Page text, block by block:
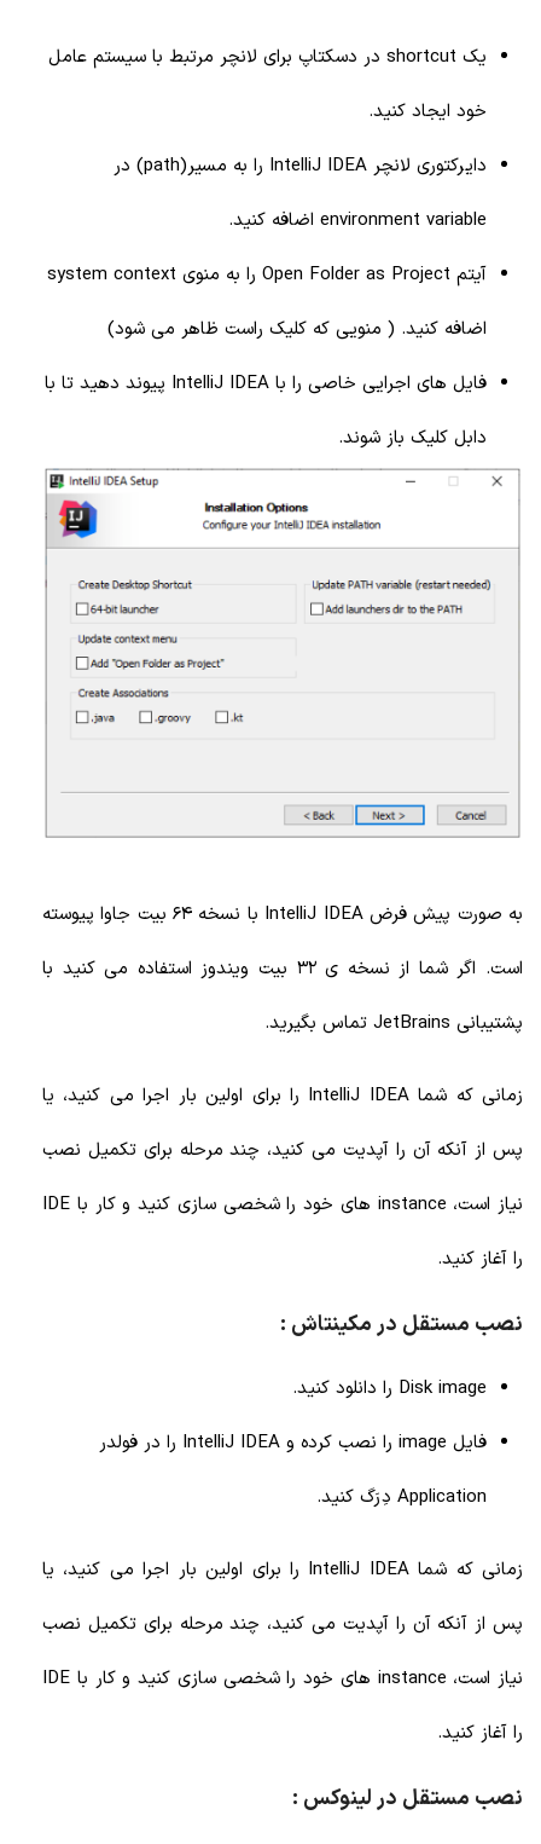
یک shortcut در دسکتاپ برای لانچر مرتبط با سیستم عامل
خود ایجاد کنید.
دایرکتوری لانچر IntelliJ IDEA را به مسیر(path) در
environment variable اضافه کنید.
آیتم Open Folder as Project را به منوی system context
اضافه کنید. ( منویی که کلیک راست ظاهر می شود)
فایل های اجرایی خاصی را با IntelliJ IDEA پیوند دهید تا با
دابل کلیک باز شوند.
به صورت پیش فرض IntelliJ IDEA با نسخه 64 بیت جاوا پیوسته
است. اگر شما از نسخه ی 32 بیت ویندوز استفاده می کنید با
پشتیبانی JetBrains تماس بگیرید.
زمانی که شما IntelliJ IDEA را برای اولین بار اجرا می کنید، یا
پس از آنکه آن را آپدیت می کنید، چند مرحله برای تکمیل نصب
نیاز است، instance های خود را شخصی سازی کنید و کار با IDE
را آغاز کنید.
نصب مستقل در مکینتاش :
Disk image را دانلود کنید.
فایل image را نصب کرده و IntelliJ IDEA را در فولدر
Application دِرَگ کنید.
زمانی که شما IntelliJ IDEA را برای اولین بار اجرا می کنید، یا
پس از آنکه آن را آپدیت می کنید، چند مرحله برای تکمیل نصب
نیاز است، instance های خود را شخصی سازی کنید و کار با IDE
را آغاز کنید.
نصب مستقل در لینوکس :